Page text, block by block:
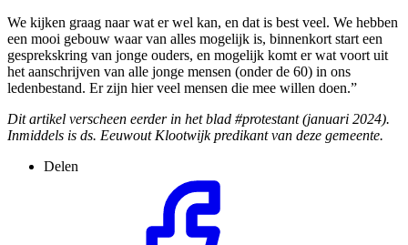
We kijken graag naar wat er wel kan, en dat is best veel. We hebben
een mooi gebouw waar van alles mogelijk is, binnenkort start een
gesprekskring van jonge ouders, en mogelijk komt er wat voort uit
het aanschrijven van alle jonge mensen (onder de 60) in ons
ledenbestand. Er zijn hier veel mensen die mee willen doen.”
Dit artikel verscheen eerder in het blad #protestant (januari 2024).
Inmiddels is ds. Eeuwout Klootwijk predikant van deze gemeente.
Delen